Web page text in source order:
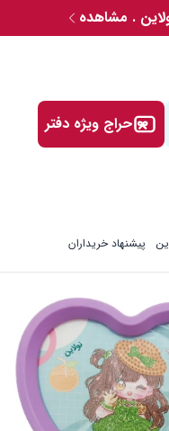
. مشاهده
حراج ویژه دفتر
پیشنهاد خریداران